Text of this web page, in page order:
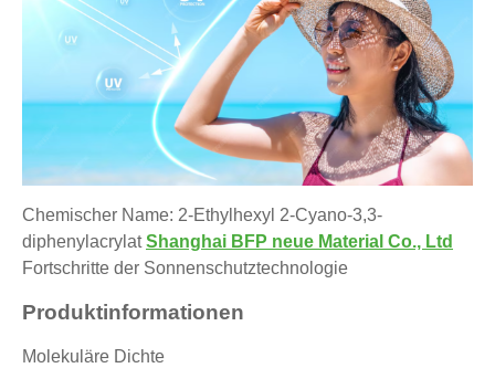
Chemischer Name: 2-Ethylhexyl 2-Cyano-3,3-
diphenylacrylatShanghai BFP neue Material Co., Ltd
Fortschritte der Sonnenschutztechnologie
Produktinformationen
Molekuläre Dichte